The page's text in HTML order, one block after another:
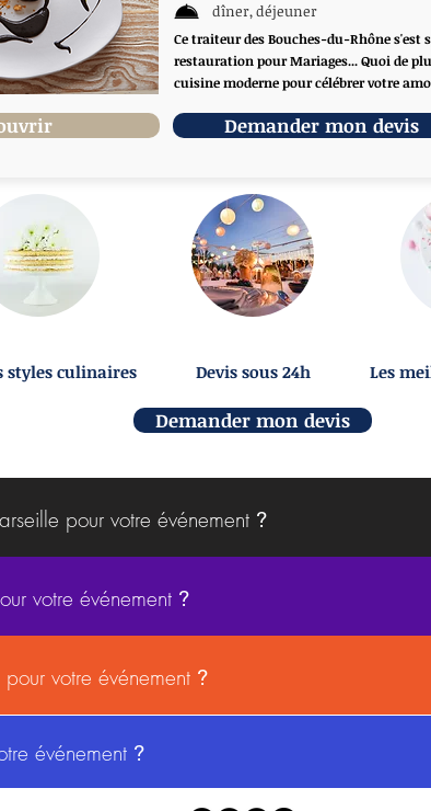
dîner, déjeuner
Ce traiteur des Bouches-du-Rhône s'est
restauration pour Mariages... Quoi de
cuisine moderne pour célébrer votre
Demander mon devis
styles culinaires Devis sous 24h Les
Demander mon devis
pour votre événement ?
votre événement ?
votre événement ?
événement ?